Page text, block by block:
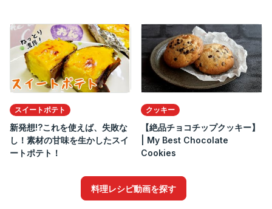
スイートポテト
新発想!?これを使えば、失敗な
し！素材の甘味を生かしたスイ
ートポテト！
クッキー
【絶品チョコチップクッキー】
| My Best Chocolate
Cookies
料理レシピ動画を探す